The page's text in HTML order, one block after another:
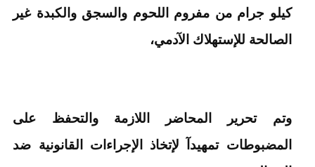
كيلو جرام من مفروم اللحوم والسجق والكبدة غير
الصالحة للإستهلاك الآدمي،
وتم تحرير المحاضر اللازمة والتحفظ على
المضبوطات تمهيدآ لإتخاذ الإجراءات القانونية ضد